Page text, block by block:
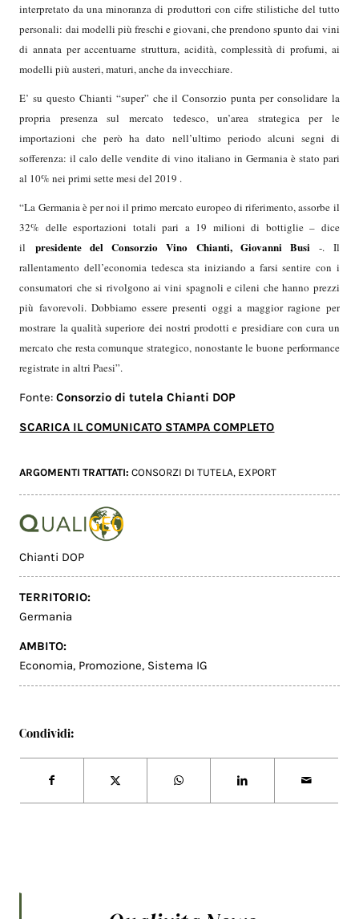
interpretato da una minoranza di produttori con cifre stilistiche del tutto
personali: dai modelli più freschi e giovani, che prendono spunto dai vini
di annata per accentuarne struttura, acidità, complessità di profumi, ai
modelli più austeri, maturi, anche da invecchiare.
E’ su questo Chianti “super” che il Consorzio punta per consolidare la
propria presenza sul mercato tedesco, un’area strategica per le
importazioni che però ha dato nell’ultimo periodo alcuni segni di
sofferenza: il calo delle vendite di vino italiano in Germania è stato pari
al 10% nei primi sette mesi del 2019 .
“La Germania è per noi il primo mercato europeo di riferimento, assorbe il
32% delle esportazioni totali pari a 19 milioni di bottiglie – dice
il presidente del Consorzio Vino Chianti, Giovanni Busi -. Il
rallentamento dell’economia tedesca sta iniziando a farsi sentire con i
consumatori che si rivolgono ai vini spagnoli e cileni che hanno prezzi
più favorevoli. Dobbiamo essere presenti oggi a maggior ragione per
mostrare la qualità superiore dei nostri prodotti e presidiare con cura un
mercato che resta comunque strategico, nonostante le buone performance
registrate in altri Paesi”.
Fonte:Consorzio di tutela Chianti DOP
SCARICA IL COMUNICATO STAMPA COMPLETO
ARGOMENTI TRATTATI:CONSORZI DI TUTELA, EXPORT
Chianti DOP
TERRITORIO:
Germania
AMBITO:
Economia, Promozione, Sistema IG
Condividi: